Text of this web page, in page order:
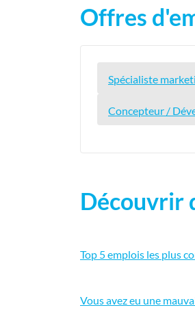
Offres
Spécialiste
Concepteur /
Découvrir
Top 5 emplois les plus
Vous avez eu une